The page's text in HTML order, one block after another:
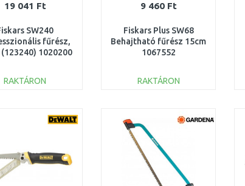
19 041 Ft
SW240
fűrész,
(123240) 1020200
RAKTÁRON
Összehasonlítás
9 460 Ft
Fiskars Plus SW68
Behajtható fűrész 15cm
1067552
RAKTÁRON
Összehasonlítás